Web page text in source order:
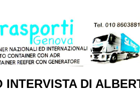
INTERVISTA DI